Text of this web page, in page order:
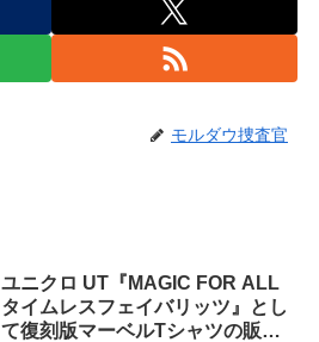
モルダウ捜査官
ユニクロ UT『MAGIC FOR ALL
タイムレスフェイバリッツ』とし
て復刻版マーベルTシャツの販売